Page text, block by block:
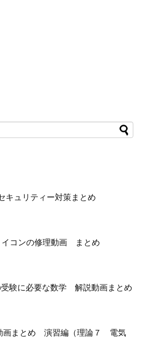
キュリティー対策まとめ
イコンの修理動画 まとめ
受験に必要な数学 解説動画まとめ
画まとめ 演習編（理論７ 電気